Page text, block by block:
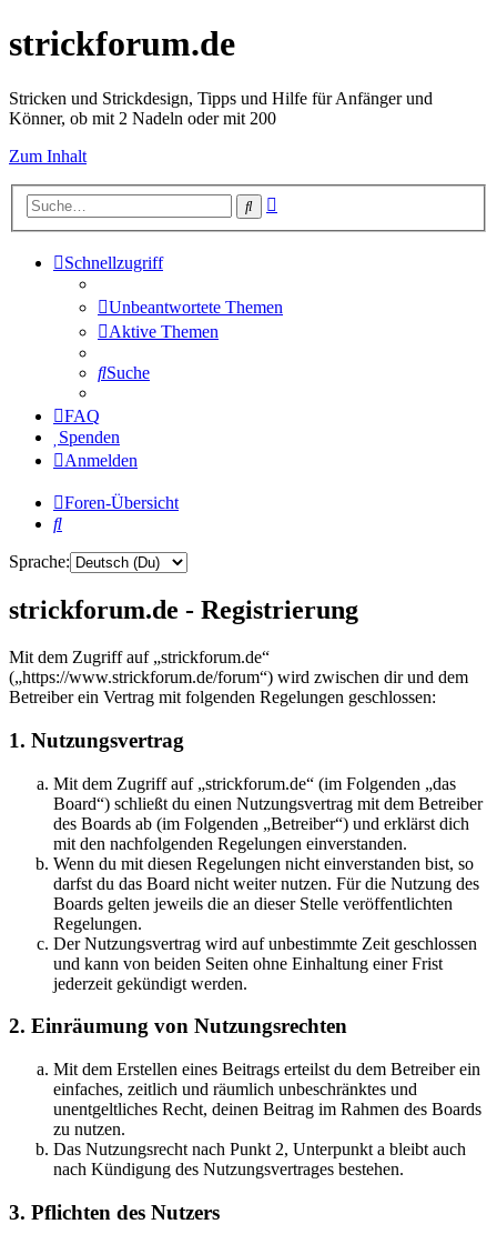
strickforum.de
Stricken und Strickdesign, Tipps und Hilfe für Anfänger und
Könner, ob mit 2 Nadeln oder mit 200
Zum Inhalt
Suche
Schnellzugriff
Unbeantwortete Themen
Aktive Themen
Suche
FAQ
Spenden
Anmelden
Foren-Übersicht
Suche
Sprache:
strickforum.de - Registrierung
Mit dem Zugriff auf „strickforum.de“
(„https://www.strickforum.de/forum“) wird zwischen dir und dem
Betreiber ein Vertrag mit folgenden Regelungen geschlossen:
1. Nutzungsvertrag
Mit dem Zugriff auf „strickforum.de“ (im Folgenden „das
Board“) schließt du einen Nutzungsvertrag mit dem Betreiber
des Boards ab (im Folgenden „Betreiber“) und erklärst dich
mit den nachfolgenden Regelungen einverstanden.
Wenn du mit diesen Regelungen nicht einverstanden bist, so
darfst du das Board nicht weiter nutzen. Für die Nutzung des
Boards gelten jeweils die an dieser Stelle veröffentlichten
Regelungen.
Der Nutzungsvertrag wird auf unbestimmte Zeit geschlossen
und kann von beiden Seiten ohne Einhaltung einer Frist
jederzeit gekündigt werden.
2. Einräumung von Nutzungsrechten
Mit dem Erstellen eines Beitrags erteilst du dem Betreiber ein
einfaches, zeitlich und räumlich unbeschränktes und
unentgeltliches Recht, deinen Beitrag im Rahmen des Boards
zu nutzen.
Das Nutzungsrecht nach Punkt 2, Unterpunkt a bleibt auch
nach Kündigung des Nutzungsvertrages bestehen.
3. Pflichten des Nutzers